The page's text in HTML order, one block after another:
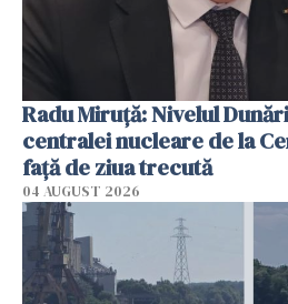
Radu Miruţă: Nivelul
centralei nucleare de la
faţă de ziua trecută
04 AUGUST 2026